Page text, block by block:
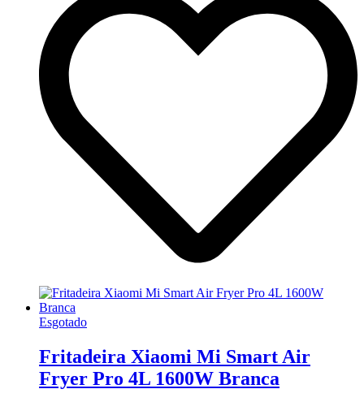
Esgotado
Fritadeira Xiaomi Mi Smart Air
Fryer Pro 4L 1600W Branca